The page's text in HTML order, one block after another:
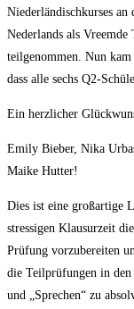
Niederländischkurses
Nederlands als
teilgenommen. Nun
dass alle sechs Q2-
Ein herzlicher
Emily Bieber, Nika
Maike Hutter!
Dies ist eine großartige
stressigen Klausurzeit
Prüfung vorzubereiten
die Teilprüfungen in den
und „Sprechen“ zu